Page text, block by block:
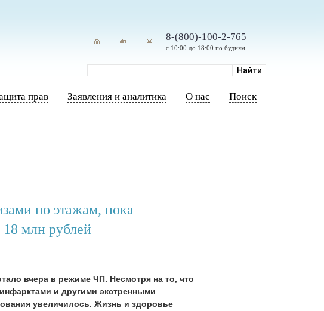
8-(800)-100-2-765
с 10:00 до 18:00 по будням
прав Заявления и аналитика О нас Поиск
по этажам, пока
18 млн рублей
вчера в режиме ЧП. Несмотря на то, что
и другими экстренными
увеличилось. Жизнь и здоровье